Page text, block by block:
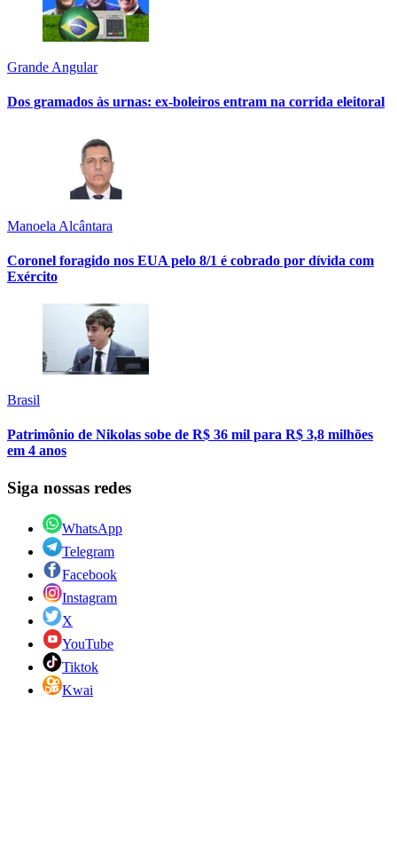
Grande Angular
Dos gramados às urnas: ex-boleiros entram na corrida eleitoral
Manoela Alcântara
Coronel foragido nos EUA pelo 8/1 é cobrado por dívida com
Exército
Brasil
Patrimônio de Nikolas sobe de R$ 36 mil para R$ 3,8 milhões
em 4 anos
Siga nossas redes
WhatsApp
Telegram
Facebook
Instagram
X
YouTube
Tiktok
Kwai